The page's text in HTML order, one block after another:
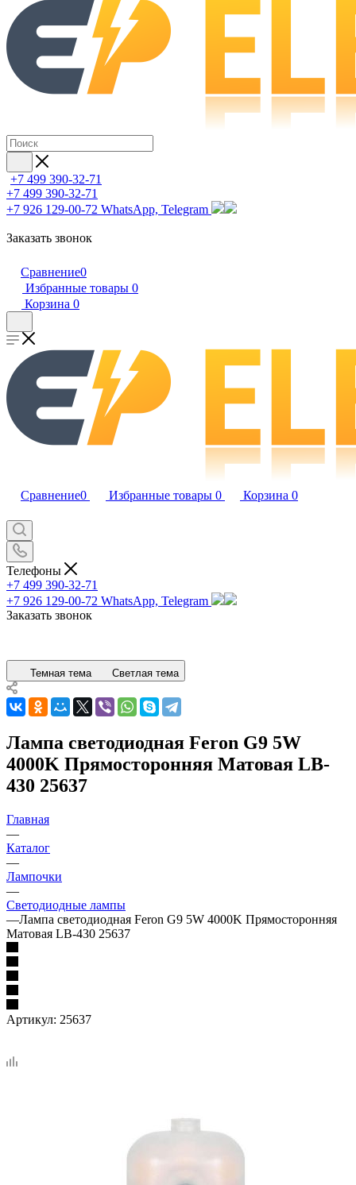
+7 499 390-32-71
+7 499 390-32-71
+7 926 129-00-72 WhatsApp, Telegram
Заказать звонок
Сравнение0
Избранные товары 0
Корзина 0
Сравнение0 Избранные товары 0 Корзина 0
Телефоны
+7 499 390-32-71
+7 926 129-00-72 WhatsApp, Telegram
Заказать звонок
Темная тема Светлая тема
Лампа светодиодная Feron G9 5W
4000K Прямосторонняя Матовая LB-
430 25637
Главная
—
Каталог
—
Лампочки
—
Светодиодные лампы
—Лампа светодиодная Feron G9 5W 4000K Прямосторонняя
Матовая LB-430 25637
Артикул: 25637